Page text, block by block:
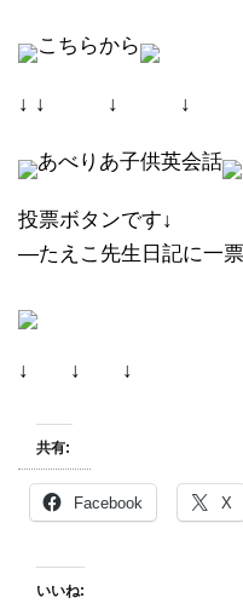
こちらから
↓ ↓ ↓ ↓
あべりあ子供英会話
投票ボタンです↓
―たえこ先生日記に一
↓ ↓ ↓
共有:
Facebook X
いいね: